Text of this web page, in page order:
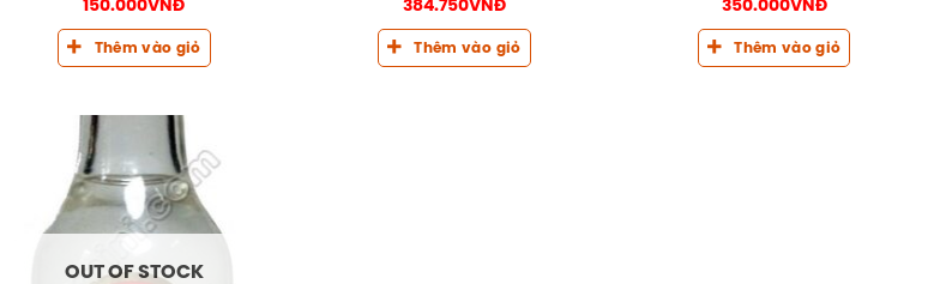
150.000VNĐ
Thêm vào giỏ
384.750VNĐ
Thêm vào giỏ
350.000VNĐ
Thêm vào giỏ
OUT OF STOCK